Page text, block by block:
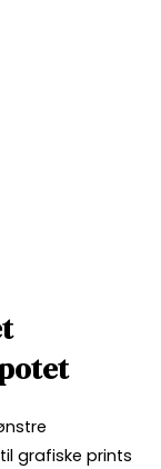
grafiske prints